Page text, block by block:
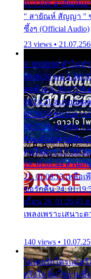
01:13:06 สายัณห์เม
" สายัณห์ สัญญา " ข
ซึ้งๆ (Official Audio)
23 views •
1. 00:00:00 ทำไมท
00:06:50 คน 4.
สุดท้าย 6. 00:17:30
00:24:21 ลบรอยแผ
00:30:54 ขบวนการ
00:37:20 ปาหนัน
ฉันแล้วจงตายเสีย
คนใจมาร 17.
19. 01:01:44 ส่วนเ
21. 01:09:13 เหลือเ
ขอรักคืน 24.
เถื่อน 26. 01:26:45
เพลงเพราะเสนาะ
140 views •
ไม่เคยรักใครแน่ห
ตรึงใจ ติ๋มใช่งามซึ้